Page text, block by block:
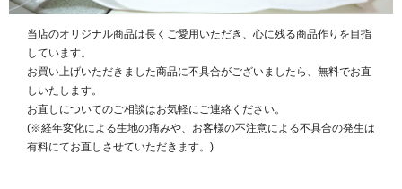
当店のオリジナル商品は長くご愛用いただき、心に残る商品作りを目指
しています。
お買い上げいただきました商品に不具合がございましたら、無料でお直
しいたします。
お直しについてのご相談はお気軽にご連絡ください。
(※経年変化による生地の痛みや、お客様の不注意による不具合の発生は
有料にてお直しさせていただきます。)